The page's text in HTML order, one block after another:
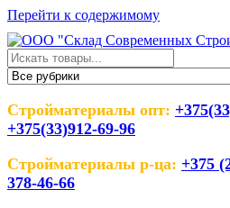
Перейти к содержимому
ООО "Склад
Строительных
Оптовый магазин строительных
Стройматериалы опт:
+375(33)912-69-96
Стройматериалы р-ца: +375
378-46-66